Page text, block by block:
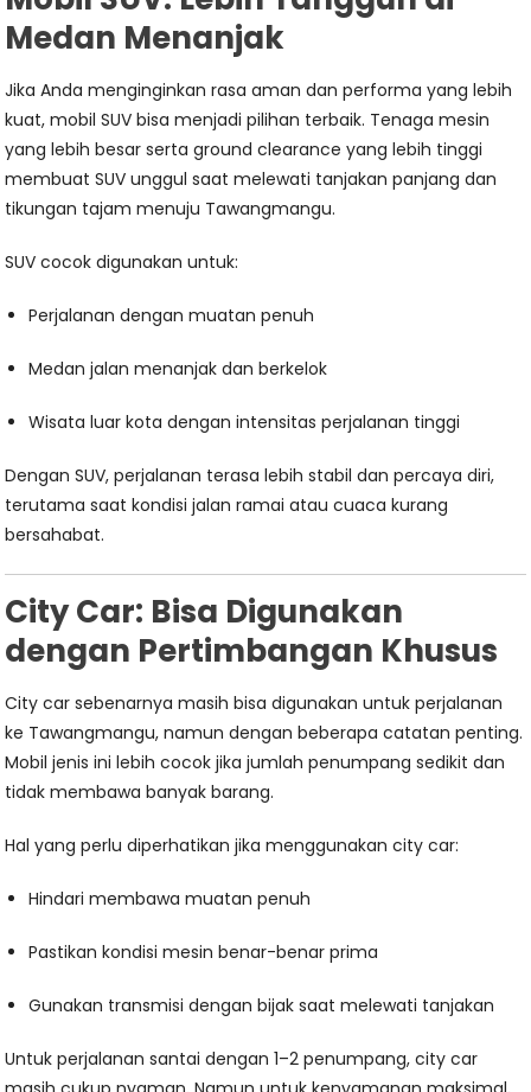
Medan Menanjak
Jika Anda menginginkan rasa aman dan performa yang lebih
kuat, mobil SUV bisa menjadi pilihan terbaik. Tenaga mesin
yang lebih besar serta ground clearance yang lebih tinggi
membuat SUV unggul saat melewati tanjakan panjang dan
tikungan tajam menuju Tawangmangu.
SUV cocok digunakan untuk:
Perjalanan dengan muatan penuh
Medan jalan menanjak dan berkelok
Wisata luar kota dengan intensitas perjalanan tinggi
Dengan SUV, perjalanan terasa lebih stabil dan percaya diri,
terutama saat kondisi jalan ramai atau cuaca kurang
bersahabat.
City Car: Bisa Digunakan
dengan Pertimbangan Khusus
City car sebenarnya masih bisa digunakan untuk perjalanan
ke Tawangmangu, namun dengan beberapa catatan penting.
Mobil jenis ini lebih cocok jika jumlah penumpang sedikit dan
tidak membawa banyak barang.
Hal yang perlu diperhatikan jika menggunakan city car:
Hindari membawa muatan penuh
Pastikan kondisi mesin benar-benar prima
Gunakan transmisi dengan bijak saat melewati tanjakan
Untuk perjalanan santai dengan 1–2 penumpang, city car